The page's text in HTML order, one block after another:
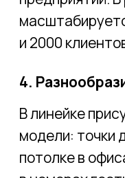
Пространство между
складе лучше
узконаправленными
Поэтому для склада
выбирать точки с
подключения
9105AXI, для
для выполнения роли
точки Cisco 9120AXI.